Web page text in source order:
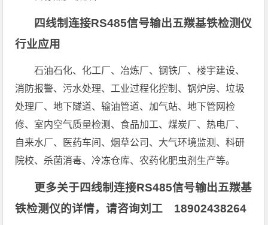
四线制连接RS485信号输出五羰基铁检测仪
行业应用
石油石化、化工厂、冶炼厂、钢铁厂、楼宇建设、
消防报警、污水处理、工业过程化控制、锅炉房、垃圾
处理厂、地下隧道、输油管道、加气站、地下管网检
修、室内空气质量检测、食品加工、煤炭厂、热电厂、
自来水厂、医药车间、烟草公司、大气环境监测、科研
院校、杀菌消毒、冷冻仓库、农药化肥虫剂生产等。
更多关于四线制连接RS485信号输出五羰基
铁检测仪的详情，请咨询刘工 18902438264